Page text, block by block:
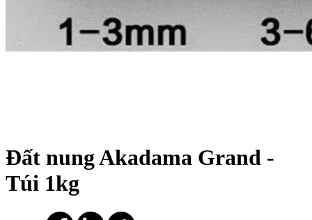
Đất nung Akadama Grand -
Túi 1kg